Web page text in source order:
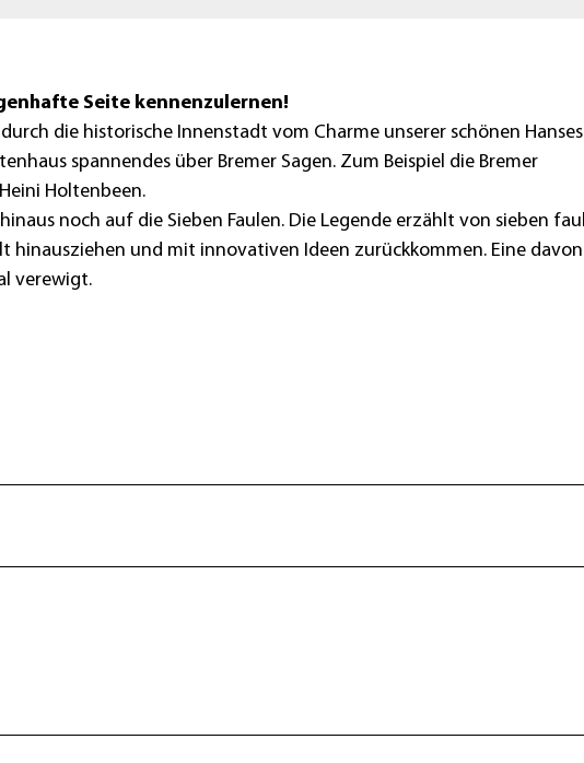
Seite kennenzulernen!
die historische Innenstadt vom Charme unserer schönen
spannendes über Bremer Sagen. Zum Beispiel die Bremer
Holtenbeen.
noch auf die Sieben Faulen. Die Legende erzählt von sieben
hinausziehen und mit innovativen Ideen zurückkommen. Eine
verewigt.